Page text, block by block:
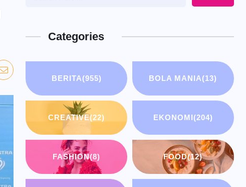
Categories
BERITA(955) BOLA MANIA(13)
CREATIVE(22) EKONOMI(204)
FASHION(8) FOOD(12)